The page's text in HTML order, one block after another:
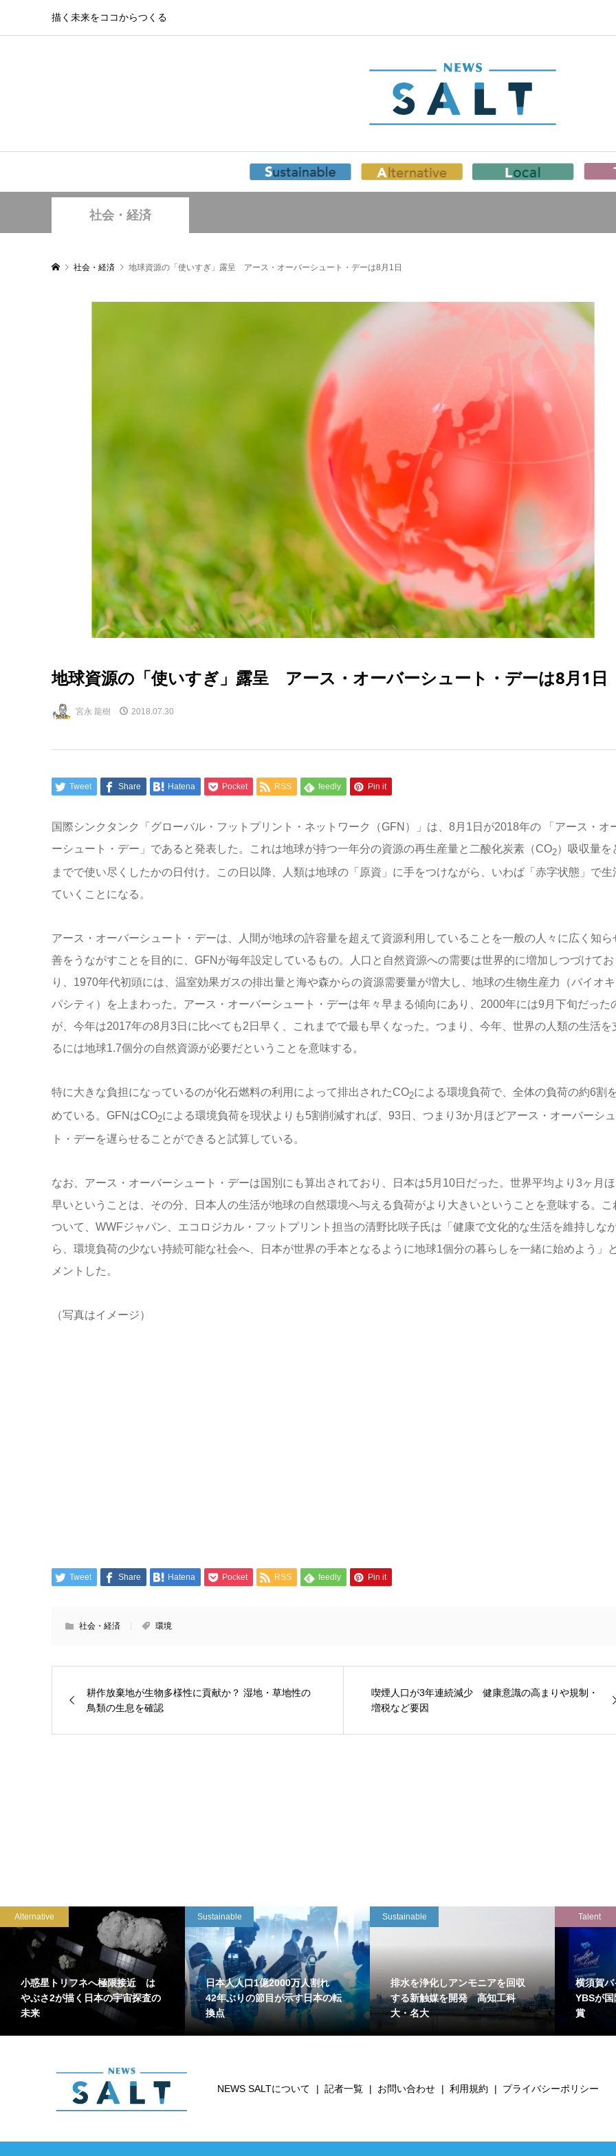
描く未来をココからつくる
社会・経済
社会・経済 地球資源の「使いすぎ」露呈 アース・オーバーシュート・デーは8月1日
地球資源の「使いすぎ」露呈 アース・オーバーシュート・デーは8月1日
宮永 龍樹 2018.07.30
Tweet Share Hatena Pocket RSS feedly Pin it
国際シンクタンク「グローバル・フットプリント・ネットワーク（GFN）」は、8月1日が2018年の 「アース・オ
ーシュート・デー」であると発表した。これは地球が持つ一年分の資源の再生産量と二酸化炭素（CO2）吸収量を
までで使い尽くしたかの日付け。この日以降、人類は地球の「原資」に手をつけながら、いわば「赤字状態」で生
ていくことになる。
アース・オーバーシュート・デーは、人間が地球の許容量を超えて資源利用していることを一般の人々に広く知ら
善をうながすことを目的に、GFNが毎年設定しているもの。人口と自然資源への需要は世界的に増加しつづけてお
り、1970年代初頭には、温室効果ガスの排出量と海や森からの資源需要量が増大し、地球の生物生産力（バイオ
パシティ）を上まわった。アース・オーバーシュート・デーは年々早まる傾向にあり、2000年には9月下旬だった
が、今年は2017年の8月3日に比べても2日早く、これまでで最も早くなった。つまり、今年、世界の人類の生活を
るには地球1.7個分の自然資源が必要だということを意味する。
特に大きな負担になっているのが化石燃料の利用によって排出されたCO2による環境負荷で、全体の負荷の約6割
めている。GFNはCO2による環境負荷を現状よりも5割削減すれば、93日、つまり3か月ほどアース・オーバーシ
ト・デーを遅らせることができると試算している。
なお、アース・オーバーシュート・デーは国別にも算出されており、日本は5月10日だった。世界平均より3ヶ月
早いということは、その分、日本人の生活が地球の自然環境へ与える負荷がより大きいということを意味する。こ
ついて、WWFジャパン、エコロジカル・フットプリント担当の清野比咲子氏は「健康で文化的な生活を維持しな
ら、環境負荷の少ない持続可能な社会へ、日本が世界の手本となるように地球1個分の暮らしを一緒に始めよう」
メントした。
（写真はイメージ）
Tweet Share Hatena Pocket RSS feedly Pin it
社会・経済 環境
耕作放棄地が生物多様性に貢献か？ 湿地・草地性の
鳥類の生息を確認
喫煙人口が3年連続減少 健康意識の高まりや規制・
増税など要因
Alternative
小惑星トリフネへ極限接近 は
やぶさ2が描く日本の宇宙探査の
未来
Sustainable
日本人人口1億2000万人割れ
42年ぶりの節目が示す日本の転
換点
Sustainable
排水を浄化しアンモニアを回収
する新触媒を開発 高知工科
大・名大
Talent
横須賀
YBSが
賞
NEWS SALTについて 記者一覧 お問い合わせ 利用規約 プライバシーポリシー